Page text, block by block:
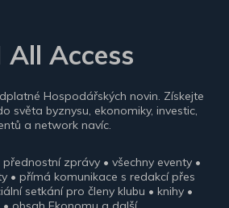
All Access
Hospodářských novin. Získejte
světa byznysu, ekonomiky, investic,
a network navíc.
zprávy • všechny eventy •
• přímá komunikace s redakcí přes
setkání pro členy klubu • knihy •